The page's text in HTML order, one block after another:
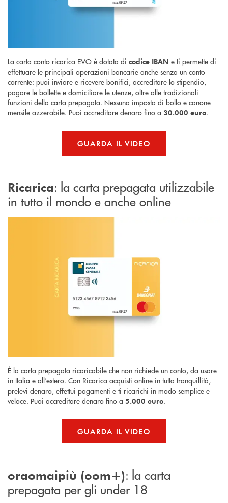
La carta conto ricarica EVO è dotata di codice IBAN e ti permette di
effettuare le principali operazioni bancarie anche senza un conto
corrente: puoi inviare e ricevere bonifici, accreditare lo stipendio,
pagare le bollette e domiciliare le utenze, oltre alle tradizionali
funzioni della carta prepagata. Nessuna imposta di bollo e canone
mensile azzerabile. Puoi accreditare denaro fino a 30.000 euro.
GUARDA IL VIDEO
Ricarica: la carta prepagata utilizzabile
in tutto il mondo e anche online
È la carta prepagata ricaricabile che non richiede un conto, da usare
in Italia e all’estero. Con Ricarica acquisti online in tutta tranquillità,
prelevi denaro, effettui pagamenti e ti ricarichi in modo semplice e
veloce. Puoi accreditare denaro fino a 5.000 euro.
GUARDA IL VIDEO
oraomaipiù (oom+): la carta
prepagata per gli under 18